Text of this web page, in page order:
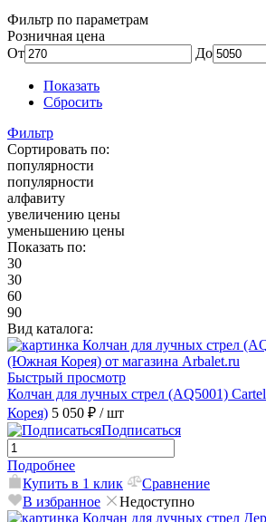
Фильтр по параметрам
Розничная цена
От
До
Показать
Сбросить
Фильтр
Сортировать по:
популярности
популярности
алфавиту
увеличению цены
уменьшению цены
Показать по:
30
30
60
90
Вид каталога:
Быстрый просмотр
Колчан для лучных стрел (AQ5001)
Корея) 5 050 ₽ / шт
Подписаться
Подробнее
Купить в 1 клик
Сравнение
В избранное
Недоступно